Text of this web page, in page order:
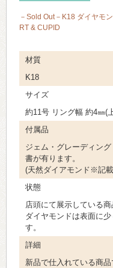
－Sold Out－K18 ダイヤモ
RT & CUPID
材質
K18
サイズ
約11号 リング幅 約4㎜(
付属品
ジェム・グレーディン
書が有ります。
(天然ダイアモンド※記
状態
店頭にて展示している
ダイヤモンドは表面に
す。
詳細
新品で仕入れている商品